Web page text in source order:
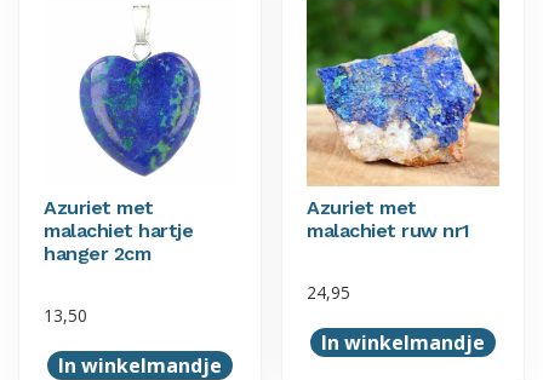
variaties.
Deze
optie
kan
gekozen
worden
de
productpagina
variaties.
Deze
optie
kan
gekozen
worden
op
de
Azuriet met
malachiet hartje
hanger 2cm
13,50
In winkelmandje
Azuriet met
malachiet ruw nr1
24,95
In winkelmandje